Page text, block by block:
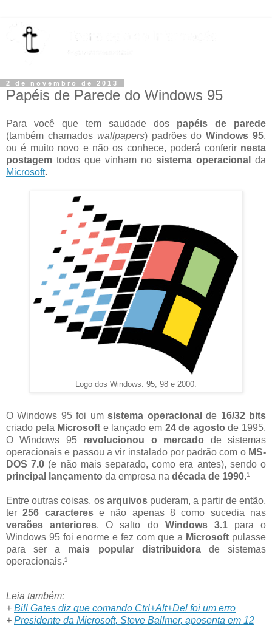
2 de novembro de 2013
Papéis de Parede do Windows 95
Para você que tem saudade dos papéis de parede
(também chamados wallpapers) padrões doWindows 95,
ou é muito novo e não os conhece, poderá conferir nesta
postagem todos que vinham no sistema operacional
da
Microsoft.
Logo dos Windows: 95, 98 e 2000.
O Windows 95 foi umsistema operacional de 16/32 bits
criado pela Microsoft e lançado em 24 de agosto de 1995.
O Windows 95 revolucionou o mercado de sistemas
operacionais e passou a vir instalado por padrão com o MS-
DOS 7.0 (e não mais separado, como era antes), sendo o
principal lançamento da empresa na década de 1990.¹
Entre outras coisas, os arquivos puderam, a partir de então,
ter256 caracterese não apenas 8 como sucedia nas
versões anteriores. O salto do Windows 3.1para o
Windows 95 foi enorme e fez com que a Microsoft pulasse
para ser a mais popular distribuidorade sistemas
operacionais.¹
Leia também:
+ Bill Gates diz que comando Ctrl+Alt+Del foi um erro
+ Presidente da Microsoft, Steve Ballmer, aposenta em 12